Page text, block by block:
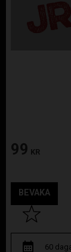
99 KR
Lägg till i
BEVAKA
60